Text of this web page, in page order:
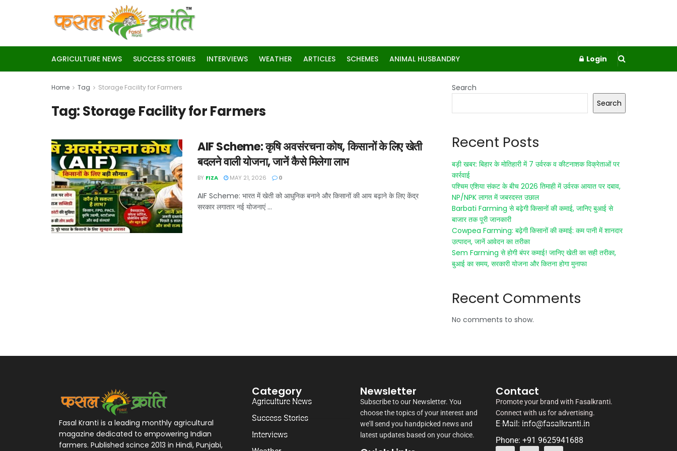
AGRICULTURE NEWS SUCCESS STORIES INTERVIEWS WEATHER ARTICLES SCHEMES ANIMAL HUSBANDRY Login
Home Tag Storage Facility for Farmers
Tag:Storage Facility for Farmers
AIF Scheme: कृषि अवसंरचना कोष, किसानों के लिए खेती
बदलने वाली योजना, जानें कैसे मिलेगा लाभ
BY FIZA MAY 21, 2026 0
AIF Scheme: भारत में खेती को आधुनिक बनाने और किसानों की आय बढ़ाने के लिए केंद्र
सरकार लगातार नई योजनाएं ...
Search
Search
Recent Posts
बड़ी खबर: बिहार के मोतिहारी में 7 उर्वरक व कीटनाशक विक्रेताओं पर
कार्रवाई
पश्चिम एशिया संकट के बीच 2026 तिमाही में उर्वरक आयात पर दबाव,
NP/NPK लागत में जबरदस्त उछाल
Barbati Farming से बढ़ेगी किसानों की कमाई, जानिए बुआई से
बाजार तक पूरी जानकारी
Cowpea Farming: बढ़ेगी किसानों की कमाई: कम पानी में शानदार
उत्पादन, जानें आवेदन का तरीका
Sem Farming से होगी बंपर कमाई! जानिए खेती का सही तरीका,
बुआई का समय, सरकारी योजना और कितना होगा मुनाफा
Recent Comments
No comments to show.
Fasal Kranti is a leading monthly agricultural
magazine dedicated to empowering Indian
farmers. Published scince 2013 in Hindi, Punjabi,
Category
Agriculture News
Success Stories
Interviews
Newsletter
Subscribe to our Newsletter. You
choose the topics of your interest and
we’ll send you handpicked news and
latest updates based on your choice.
Contact
Promote your brand with Fasalkranti.
Connect with us for advertising.
E-Mail: info@fasalkranti.in
Phone: +91 9625941688